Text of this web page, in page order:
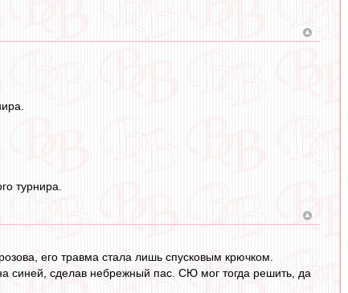
турнира.
его травма стала лишь спусковым крючком.
синей, сделав небрежный пас. СЮ мог тогда решить, да